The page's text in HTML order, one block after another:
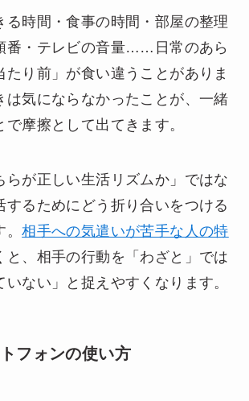
る時間・食事の時間・部屋の整理
番・テレビの音量……日常のあら
たり前」が食い違うことがありま
は気にならなかったことが、一緒
摩擦として出てきます。
らが正しい生活リズムか」ではな
するためにどう折り合いをつける
。相手への気遣いが苦手な人の特
と、相手の行動を「わざと」では
いない」と捉えやすくなります。
フォンの使い方